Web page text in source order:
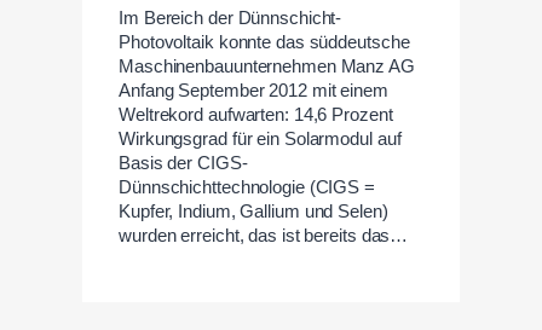
Im Bereich der Dünnschicht-
Photovoltaik konnte das süddeutsche
Maschinenbauunternehmen Manz AG
Anfang September 2012 mit einem
Weltrekord aufwarten: 14,6 Prozent
Wirkungsgrad für ein Solarmodul auf
Basis der CIGS-
Dünnschichttechnologie (CIGS =
Kupfer, Indium, Gallium und Selen)
wurden erreicht, das ist bereits das…